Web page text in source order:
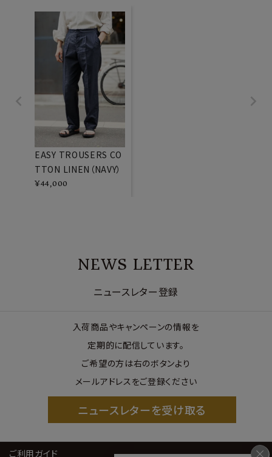
EASY TROUSERS CO
TTON LINEN（NAVY）
¥44,000
NEWS LETTER
ニュースレター登録
入荷商品やキャンペーンの情報を
定期的に配信しています。
ご希望の方は右のボタンより
メールアドレスをご登録ください
ニュースレターを受け取る
ご利用ガイド